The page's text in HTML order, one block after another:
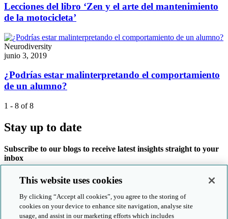
Lecciones del libro ‘Zen y el arte del mantenimiento
de la motocicleta’
Neurodiversity
junio 3, 2019
¿Podrías estar malinterpretando el comportamiento
de un alumno?
1 - 8 of 8
Stay up to date
Subscribe to our blogs to receive latest insights straight to your
inbox
Subscribe now
Products and services
This website uses cookies
By clicking “Accept all cookies”, you agree to the storing of
cookies on your device to enhance site navigation, analyse site
usage, and assist in our marketing efforts which includes